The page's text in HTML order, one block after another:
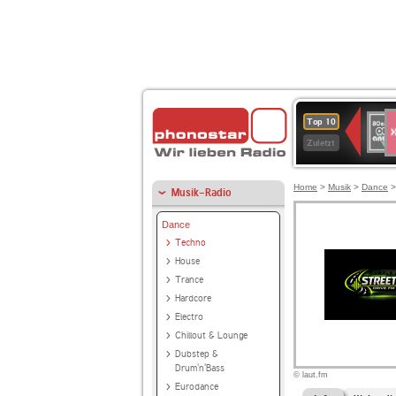
Top 10
Zuletzt
80er
90er
Musik-Radio
Dance
Techno
House
Trance
Hardcore
Electro
Chillout & Lounge
Dubstep &
Drum'n'Bass
Eurodance
Home > Musik > Dance >
© laut.fm